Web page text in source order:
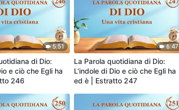
5:51
di Dio:
e ciò che Egli ha
246
6:47
La Parola quotidiana di Dio:
L'indole di Dio e ciò che Egli ha
ed è | Estratto 247